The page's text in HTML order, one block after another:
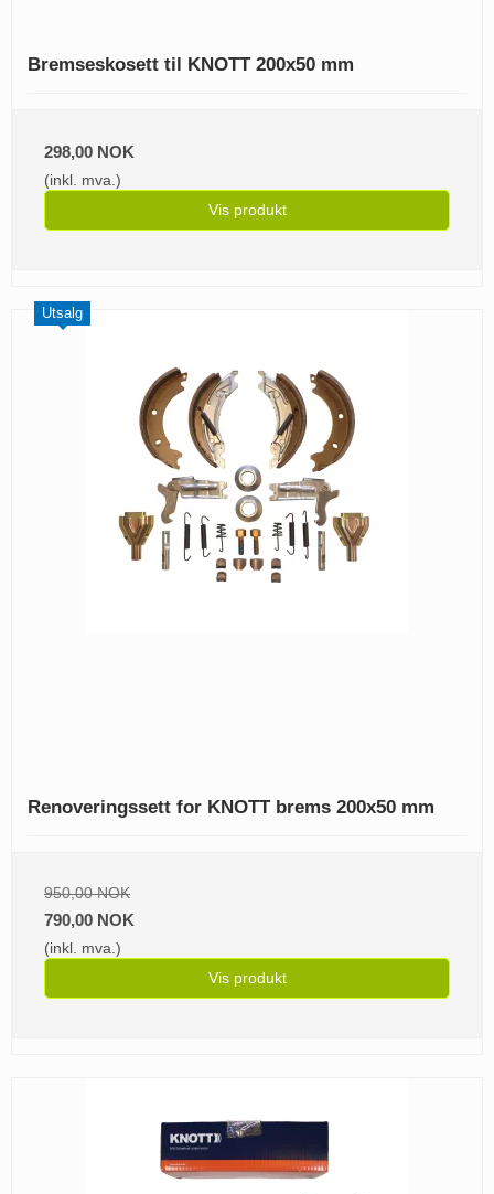
Bremseskosett til KNOTT 200x50 mm
298,00 NOK
(inkl. mva.)
Vis produkt
Utsalg
Renoveringssett for KNOTT brems 200x50 mm
950,00 NOK
790,00 NOK
(inkl. mva.)
Vis produkt